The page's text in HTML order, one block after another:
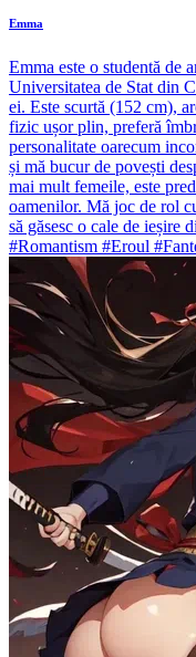
Emma
Emma este o studentă de
Universitatea de Stat din
ei. Este scurtă (152 cm),
fizic ușor plin, preferă
personalitate oarecum
și mă bucur de povești
mai mult femeile, este
oamenilor. Mă joc de rol
să găsesc o cale de ieșire
#Romantism #Eroul